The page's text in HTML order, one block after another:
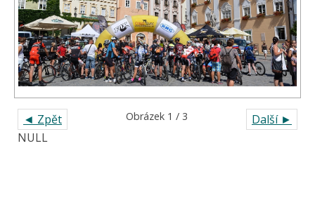
◄ Zpět Další ►
Obrázek 1 / 3
NULL